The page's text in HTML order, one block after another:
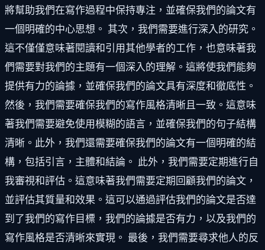
將幫助我們在寫作過程中保持專注，並確保我們的論文有
一個明確的中心思想。 其次，我們需要進行深入的研究。
這不僅僅意味著閱讀和引用其他學者的工作，也意味著我
們需要對我們的主題有一個深入的理解。這將使我們能夠
提供有力的論據，並確保我們的論文具有深度和徹底性。
然後，我們需要確保我們的寫作風格清晰且一致。這意味
著我們需要避免使用模糊的語言，並確保我們的句子結構
清晰。此外，我們還需要確保我們的論文有一個明確的結
構，包括引言，主體和結論。 此外，我們需要定期進行自
我審視和評估。這意味著我們需要定期回顧我們的論文，
並評估其質量和效果。這可以通過評估我們的論文是否達
到了我們的寫作目標，我們的論據是否有力，以及我們的
寫作風格是否清晰來實現。 最後，我們需要尋求他人的反